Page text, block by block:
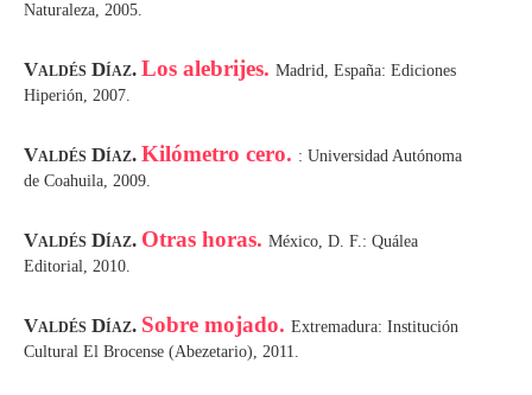
Naturaleza, 2005.
Valdés Díaz. Los alebrijes. Madrid, España: Ediciones
Hiperión, 2007.
Valdés Díaz. Kilómetro cero. : Universidad Autónoma
de Coahuila, 2009.
Valdés Díaz. Otras horas. México, D. F.: Quálea
Editorial, 2010.
Valdés Díaz. Sobre mojado. Extremadura: Institución
Cultural El Brocense (Abezetario), 2011.